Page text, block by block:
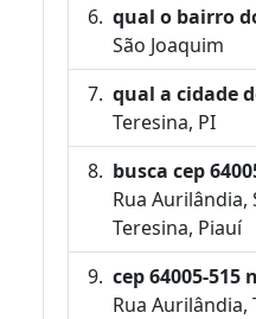
qual o bairro
São Joaquim
qual a cidade
Teresina, PI
busca cep
Rua Aurilândia,
Teresina, Piauí
cep 64005-515
Rua Aurilândia,